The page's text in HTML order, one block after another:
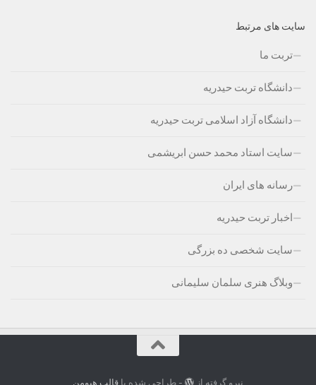
سایت های مرتبط
تربت ما
دانشگاه تربت حیدریه
دانشگاه آزاد اسلامی تربت حیدریه
سایت استاد محمد حسن ابریشمی
رسانه های ایران
اخبار تربت حیدریه
سایت شخصی ده بزرگی
وبلاگ هنری سلمان سلیمانی
نیرو گرفته از - طراحی شده باقالب هیومن